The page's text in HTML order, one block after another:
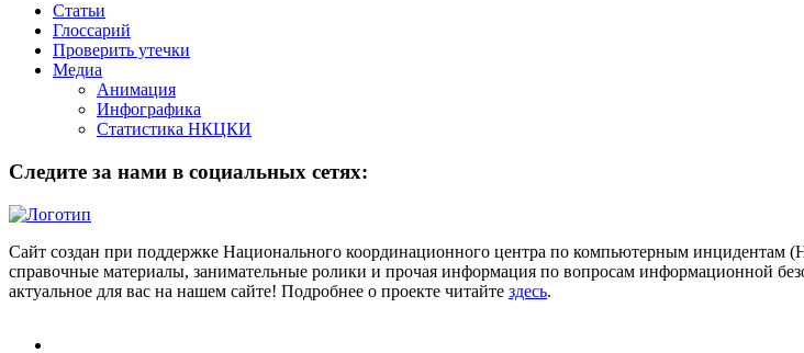
Статьи
Глоссарий
Проверить утечки
Медиа
Анимация
Инфографика
Статистика НКЦКИ
Следите за нами в социальных сетях:
Сайт создан при поддержке Национального координационного центра по компьютерным инцидентам
справочные материалы, занимательные ролики и прочая информация по вопросам информационной
актуальное для вас на нашем сайте! Подробнее о проекте читайте здесь.